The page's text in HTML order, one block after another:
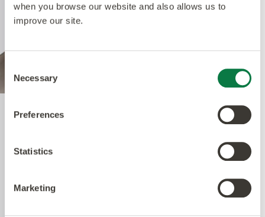
when you browse our website and also allows us to
improve our site.
Selection
Necessary
Preferences
Statistics
Marketing
Un des bénéfices premiers de notre système à